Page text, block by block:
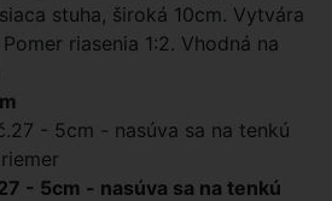
stuha, široká 10cm. Vytvára
riasenia 1:2. Vhodná na
- 5cm - nasúva sa na tenkú